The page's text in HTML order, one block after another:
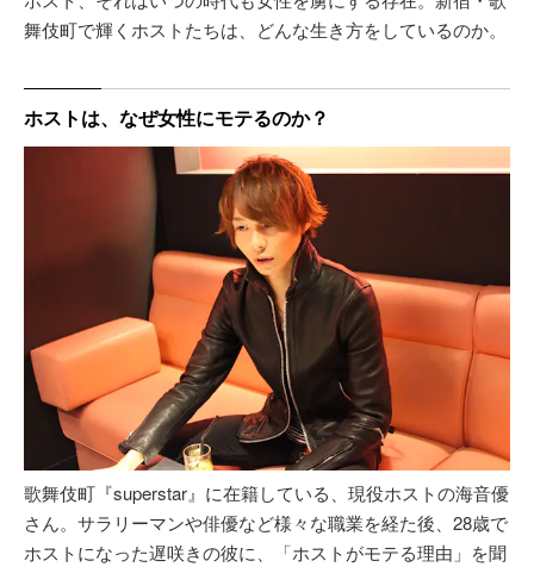
舞伎町で輝くホストたちは、どんな生き方をしているのか。
ホストは、なぜ女性にモテるのか？
歌舞伎町『superstar』に在籍している、現役ホストの海音優
さん。サラリーマンや俳優など様々な職業を経た後、28歳で
ホストになった遅咲きの彼に、「ホストがモテる理由」を聞